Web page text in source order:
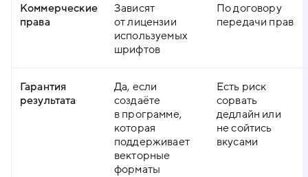
Коммерческие
права
Зависят
от лицензии
используемых
шрифтов
По договору
передачи прав
Гарантия
результата
Да, если
создаёте
в программе,
которая
поддерживает
векторные
форматы
Есть риск
сорвать
дедлайн или
не сойтись
вкусами